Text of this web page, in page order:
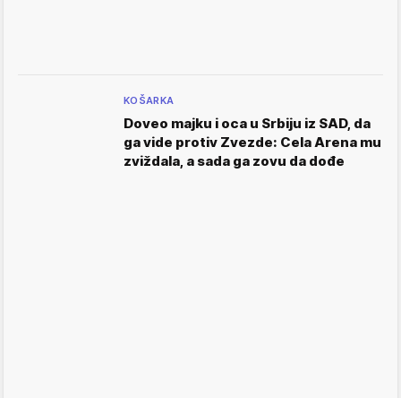
KOŠARKA
Doveo majku i oca u Srbiju iz SAD, da
ga vide protiv Zvezde: Cela Arena mu
zviždala, a sada ga zovu da dođe